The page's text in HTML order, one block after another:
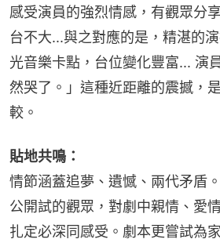
感受演員的強烈情感，有觀眾分
台不大...與之對應的是，精湛的
光音樂卡點，台位變化豐富... 演
然哭了。」這種近距離的震撼，
較。
貼地共鳴：
情節涵蓋追夢、遺憾、兩代矛盾
公開試的觀眾，對劇中親情、愛
扎定必深同感受。劇本更嘗試為